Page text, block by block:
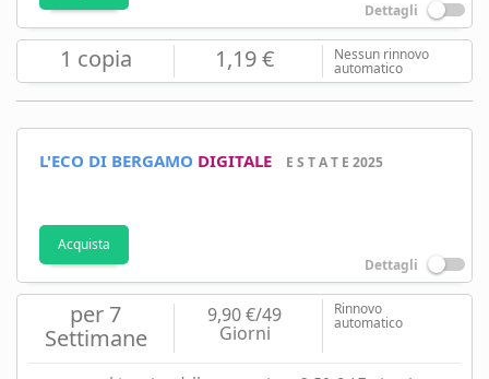
Dettagli
1 copia 1,19 € Nessun rinnovo
automatico
L'ECO DI BERGAMO DIGITALE E S T A T E 2025
Acquista
Dettagli
per 7
Settimane
9,90 €/49
Giorni
Rinnovo
automatico